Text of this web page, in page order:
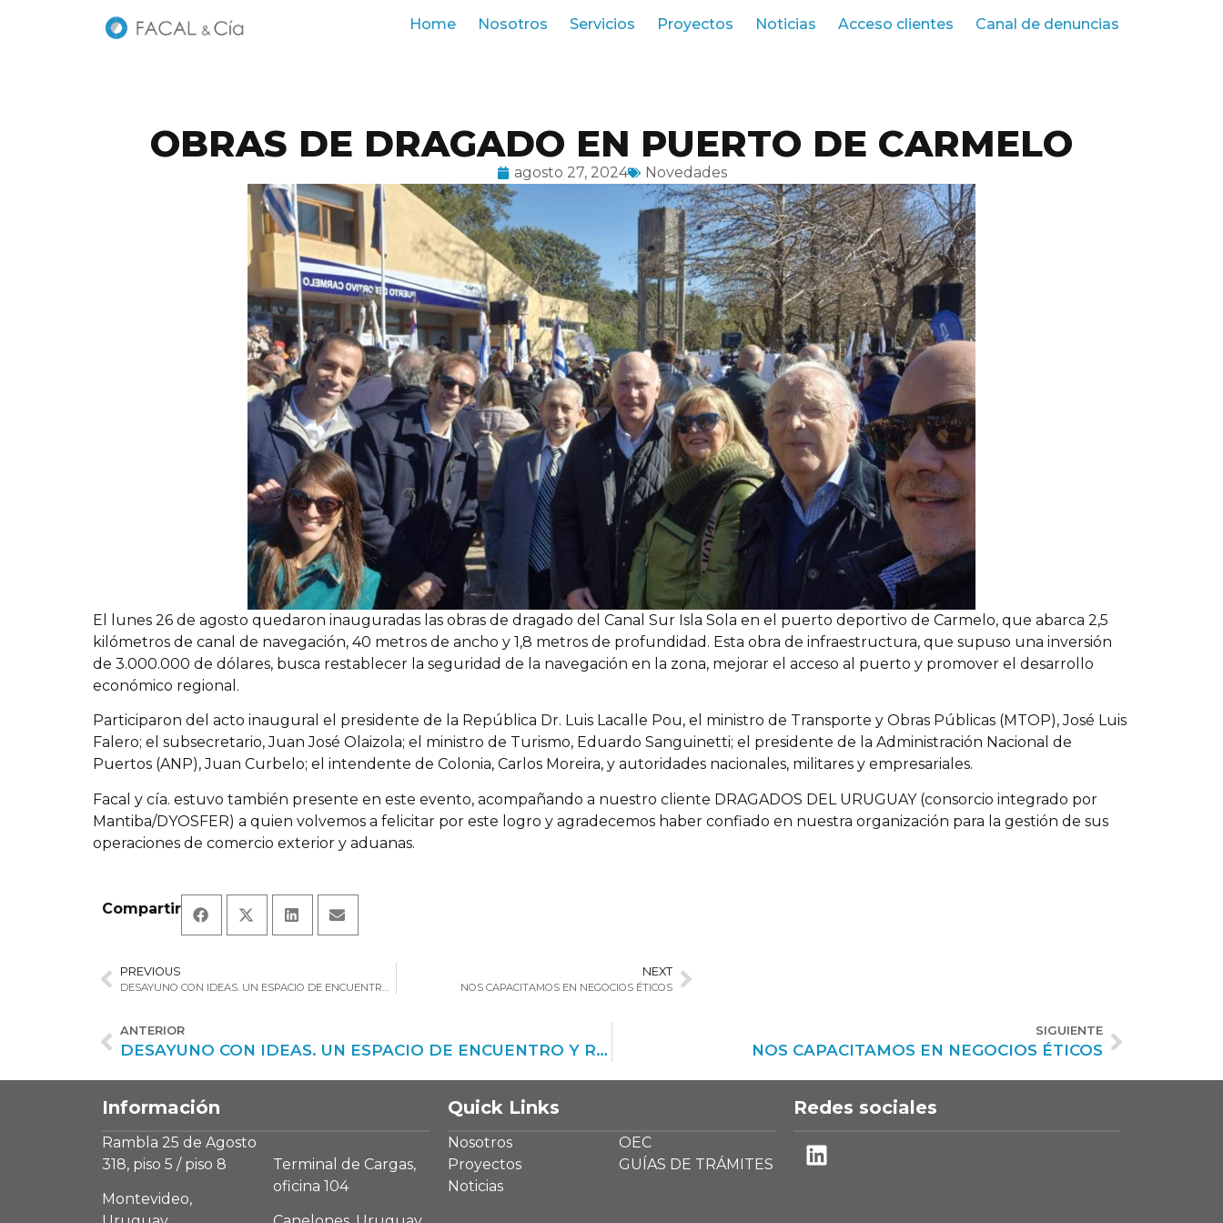
Home Nosotros Servicios Proyectos Noticias Acceso clientes Canal de denuncias
OBRAS DE DRAGADO EN PUERTO DE CARMELO
agosto 27, 2024 Novedades
El lunes 26 de agosto quedaron inauguradas las obras de dragado del Canal Sur Isla Sola en el puerto deportivo de Carmelo, que abarca 2,5
kilómetros de canal de navegación, 40 metros de ancho y 1,8 metros de profundidad. Esta obra de infraestructura, que supuso una inversión
de 3.000.000 de dólares, busca restablecer la seguridad de la navegación en la zona, mejorar el acceso al puerto y promover el desarrollo
económico regional.
Participaron del acto inaugural el presidente de la República Dr. Luis Lacalle Pou, el ministro de Transporte y Obras Públicas (MTOP), José Luis
Falero; el subsecretario, Juan José Olaizola; el ministro de Turismo, Eduardo Sanguinetti; el presidente de la Administración Nacional de
Puertos (ANP), Juan Curbelo; el intendente de Colonia, Carlos Moreira, y autoridades nacionales, militares y empresariales.
Facal y cía. estuvo también presente en este evento, acompañando a nuestro cliente DRAGADOS DEL URUGUAY (consorcio integrado por
Mantiba/DYOSFER) a quien volvemos a felicitar por este logro y agradecemos haber confiado en nuestra organización para la gestión de sus
operaciones de comercio exterior y aduanas.
Compartir
PREVIOUS
DESAYUNO CON IDEAS. UN ESPACIO DE ENCUENTRO Y REFLEXIÓN
NEXT
NOS CAPACITAMOS EN NEGOCIOS ÉTICOS
ANTERIOR
DESAYUNO CON IDEAS. UN ESPACIO DE ENCUENTRO Y REFLEXIÓN
SIGUIENTE
NOS CAPACITAMOS EN NEGOCIOS ÉTICOS
Información
Rambla 25 de Agosto
318, piso 5 / piso 8
Montevideo,
Terminal de Cargas,
oficina 104
Quick Links
Nosotros
Proyectos
Noticias
OEC
GUÍAS DE TRÁMITES
Redes sociales